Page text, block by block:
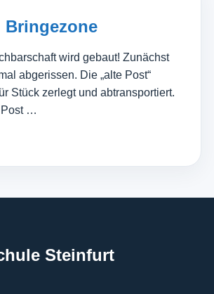
Bringezone
wird gebaut! Zunächst
abgerissen. Die „alte Post“
Stück zerlegt und abtransportiert.
Post …
Steinfurt